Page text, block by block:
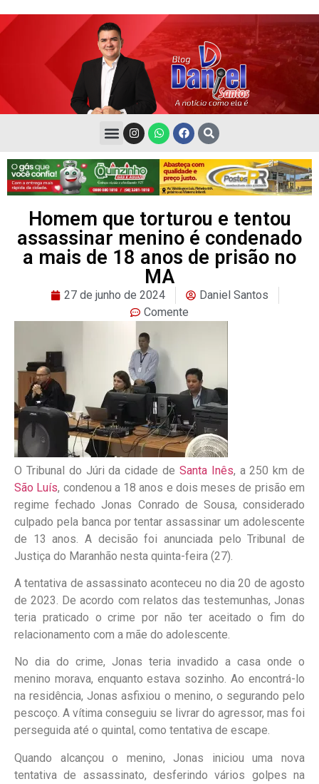
Homem que torturou e tentou
assassinar menino é condenado
a mais de 18 anos de prisão no
MA
27 de junho de 2024
Daniel Santos
Comente
O Tribunal do Júri da cidade de Santa Inês, a 250 km de
São Luís, condenou a 18 anos e dois meses de prisão em
regime fechado Jonas Conrado de Sousa, considerado
culpado pela banca por tentar assassinar um adolescente
de 13 anos. A decisão foi anunciada pelo Tribunal de
Justiça do Maranhão nesta quinta-feira (27).
A tentativa de assassinato aconteceu no dia 20 de agosto
de 2023. De acordo com relatos das testemunhas, Jonas
teria praticado o crime por não ter aceitado o fim do
relacionamento com a mãe do adolescente.
No dia do crime, Jonas teria invadido a casa onde o
menino morava, enquanto estava sozinho. Ao encontrá-lo
na residência, Jonas asfixiou o menino, o segurando pelo
pescoço. A vítima conseguiu se livrar do agressor, mas foi
perseguida até o quintal, como tentativa de escape.
Quando alcançou o menino, Jonas iniciou uma nova
tentativa de assassinato, desferindo vários golpes na